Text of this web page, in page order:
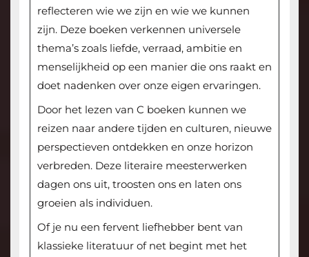
reflecteren wie we zijn en wie we kunnen
zijn. Deze boeken verkennen universele
thema’s zoals liefde, verraad, ambitie en
menselijkheid op een manier die ons raakt en
doet nadenken over onze eigen ervaringen.
Door het lezen van C boeken kunnen we
reizen naar andere tijden en culturen, nieuwe
perspectieven ontdekken en onze horizon
verbreden. Deze literaire meesterwerken
dagen ons uit, troosten ons en laten ons
groeien als individuen.
Of je nu een fervent liefhebber bent van
klassieke literatuur of net begint met het